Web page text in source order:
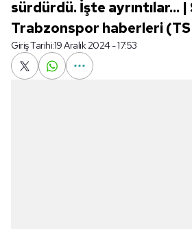
sürdürdü. İşte ayrıntılar...
Trabzonspor haberleri
Giriş Tarihi:19 Aralık 2024 - 17:53